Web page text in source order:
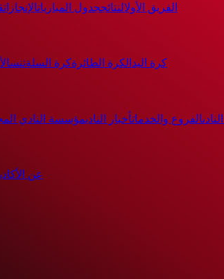
الفريق الأولالنتائججدول المبارياتالإنجازات
كرة اليد الكرة الطائرةكرة السلةتنس
الفروع والخدماتأخبار الناديمؤسسة النادي
عن